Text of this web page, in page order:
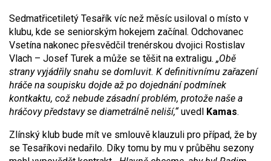
Sedmatřicetiletý Tesařík víc než měsíc usiloval o místo v
klubu, kde se seniorským hokejem začínal. Odchovanec
Vsetína nakonec přesvědčil trenérskou dvojici Rostislav
Vlach – Josef Turek a může se těšit na extraligu. „Obě
strany vyjádřily snahu se domluvit. K definitivnímu zařazení
hráče na soupisku dojde až po dojednání podmínek
kontkaktu, což nebude zásadní problém, protože naše a
hráčovy představy se diametrálně neliší,“uvedl Kamas.
Zlínský klub bude mít ve smlouvě klauzuli pro případ, že by
se Tesaříkovi nedařilo. Díky tomu by mu v průběhu sezony